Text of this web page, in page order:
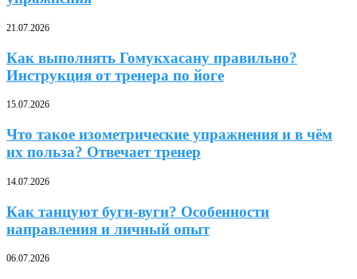
21.07.2026
Как выполнять Гомукхасану правильно?
Инструкция от тренера по йоге
15.07.2026
Что такое изометрические упражнения и в чём
их польза? Отвечает тренер
14.07.2026
Как танцуют буги-вуги? Особенности
направления и личный опыт
06.07.2026